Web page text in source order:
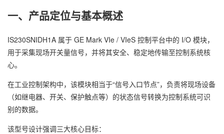
一、产品定位与基本概述
IS230SNIDH1A 属于 GE Mark VIe / VIeS 控制平台中的 I/O 模块，
用于采集现场开关量信号，并将其安全、稳定地传输至控制系统核
心。
在工业控制架构中，该模块相当于“信号入口节点”，负责将现场设备
（如继电器、开关、保护触点等）的状态信号转换为控制系统可识
别的数据。
该型号设计强调三大核心目标：